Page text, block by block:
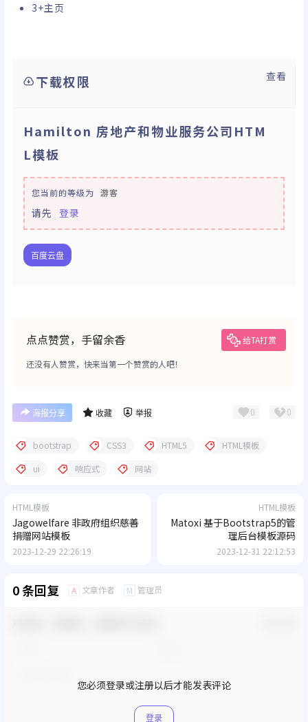
3+主页
下载权限 查看
Hamilton 房地产和物业服务公司HTM
L模板
您当前的等级为 游客
请先 登录
百度云盘
点点赞赏，手留余香 给TA打赏
还没有人赞赏，快来当第一个赞赏的人吧！
海报分享 收藏 举报 0 0
bootstrap CSS3 HTML5
HTML模板
ui
响应式 网站
HTML模板
Jagowelfare 非政府组织慈善
捐赠网站模板
2023-12-29 22:26:19
HTML模板
Matoxi 基于Bootstrap5的管
理后台模板源码
2023-12-31 22:12:53
0 条回复 A 文章作者 M 管理员
您必须登录或注册以后才能发表评论
登录